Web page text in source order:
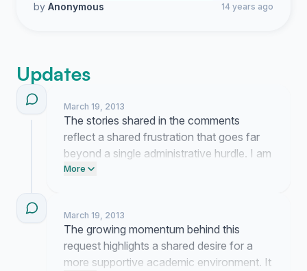
by Anonymous 14 years ago
Updates
March 19, 2013
The stories shared in the comments
reflect a shared frustration that goes far
beyond a single administrative hurdle. I am
currently organizing these accounts to
matter to the attention of the cultural
attaché.
More
March 19, 2013
The growing momentum behind this
request highlights a shared desire for a
more supportive academic environment. It